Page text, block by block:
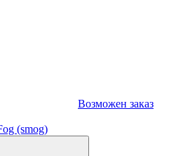
Возможен заказ
(smog)